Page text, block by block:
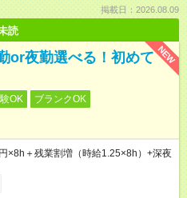
掲載日：2026.08.09
読
NEW
or夜勤選べる！初めて
OK
ブランクOK
×8h＋残業割増（時給1.25×8h）+深夜